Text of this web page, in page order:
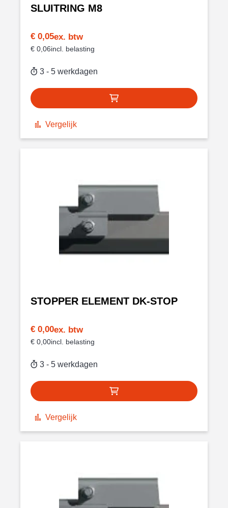
SLUITRING M8
€ 0,06
€ 0,05
3 - 5 werkdagen
Vergelijk
STOPPER ELEMENT DK-STOP
€ 0,00
€ 0,00
3 - 5 werkdagen
Vergelijk